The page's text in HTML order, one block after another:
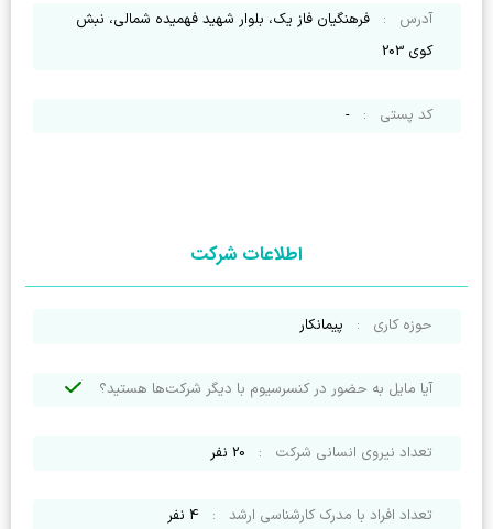
آدرس :فرهنگیان فاز یک، بلوار شهید فهمیده شمالی، نبش
کوی 203
کد پستی :
-
اطلاعات شرکت
حوزه کاری : پیمانکار
آیا مایل به حضور در کنسرسیوم با دیگر شرکت‌ها هستید؟
تعداد نیروی انسانی شرکت :
20 نفر
تعداد افراد با مدرک کارشناسی ارشد :
4 نفر